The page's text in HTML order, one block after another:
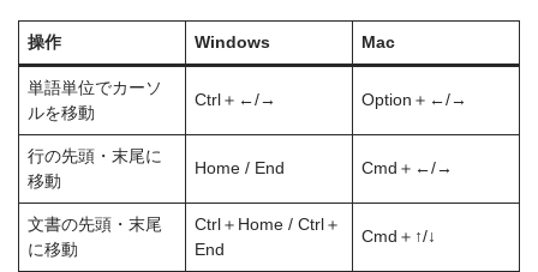
操作 Windows Mac
単語単位でカーソ
ルを移動
Ctrl＋←/→ Option＋←/→
行の先頭・末尾に
移動
Home / End Cmd＋←/→
文書の先頭・末尾
に移動
Ctrl＋Home / Ctrl＋
End
Cmd＋↑/↓